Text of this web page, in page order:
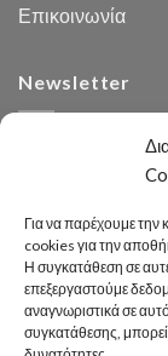
Για να παρέχουμε την
cookies για την
Η συγκατάθεση σε
επεξεργαστούμε
αναγνωριστικά σε
συγκατάθεσης, μπορεί
Επικοινωνία
Newsletter
Αναζήτηση